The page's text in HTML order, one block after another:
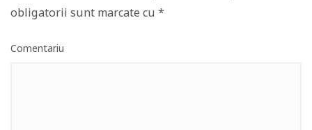
obligatorii sunt marcate cu *
Comentariu